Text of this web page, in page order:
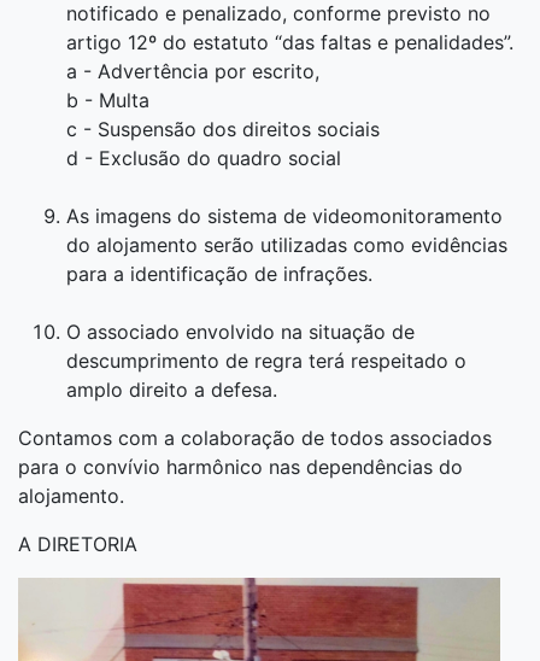
notificado e penalizado, conforme previsto no
artigo 12º do estatuto “das faltas e penalidades”.
a - Advertência por escrito,
b - Multa
c - Suspensão dos direitos sociais
d - Exclusão do quadro social
As imagens do sistema de videomonitoramento
do alojamento serão utilizadas como evidências
para a identificação de infrações.
O associado envolvido na situação de
descumprimento de regra terá respeitado o
amplo direito a defesa.
Contamos com a colaboração de todos associados
para o convívio harmônico nas dependências do
alojamento.
A DIRETORIA